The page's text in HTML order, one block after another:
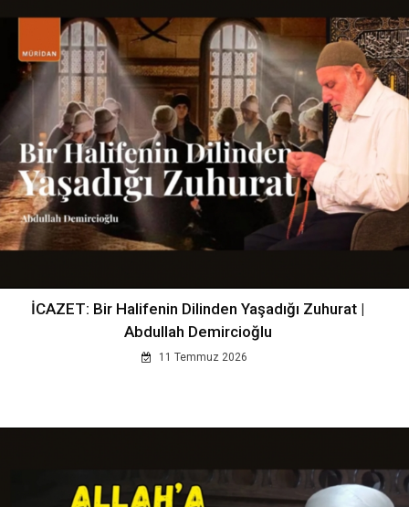
İCAZET: Bir Halifenin Dilinden Yaşadığı Zuhurat |
Abdullah Demircioğlu
11 Temmuz 2026